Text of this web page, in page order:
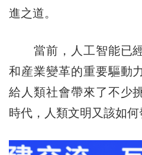
進之道。
當前，人工智能已經
和産業變革的重要驅動
給人類社會帶來了不少
時代，人類文明又該如何